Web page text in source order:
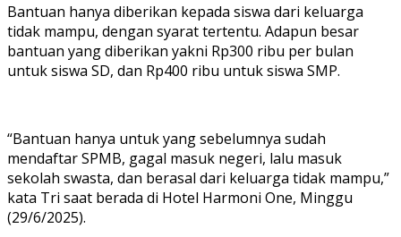
Bantuan hanya diberikan kepada siswa dari keluarga
tidak mampu, dengan syarat tertentu. Adapun besar
bantuan yang diberikan yakni Rp300 ribu per bulan
untuk siswa SD, dan Rp400 ribu untuk siswa SMP.
“Bantuan hanya untuk yang sebelumnya sudah
mendaftar SPMB, gagal masuk negeri, lalu masuk
sekolah swasta, dan berasal dari keluarga tidak mampu,”
kata Tri saat berada di Hotel Harmoni One, Minggu
(29/6/2025).